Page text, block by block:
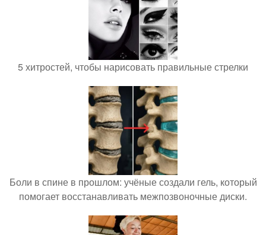
5 хитростей, чтобы нарисовать правильные стрелки
Боли в спине в прошлом: учёные создали гель, который
помогает восстанавливать межпозвоночные диски.